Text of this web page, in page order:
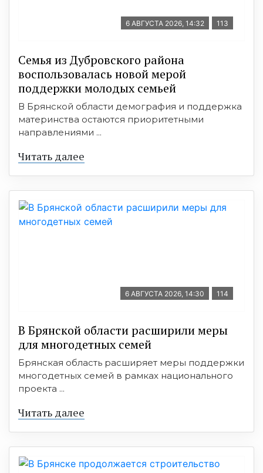
6 АВГУСТА 2026, 14:32 113
Семья из Дубровского района
воспользовалась новой мерой
поддержки молодых семьей
В Брянской области демография и поддержка
материнства остаются приоритетными
направлениями ...
Читать далее
6 АВГУСТА 2026, 14:30 114
В Брянской области расширили меры
для многодетных семей
Брянская область расширяет меры поддержки
многодетных семей в рамках национального
проекта ...
Читать далее